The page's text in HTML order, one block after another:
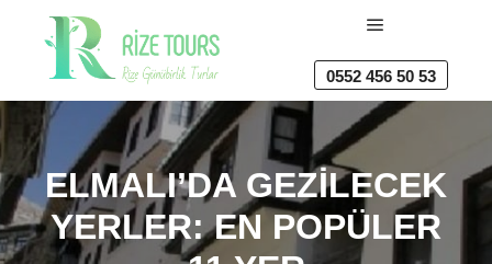
0552 456 50 53
ELMALI’DA GEZILECEK
YERLER: EN POPÜLER